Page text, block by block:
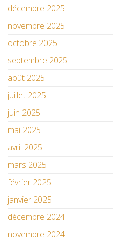
décembre 2025
novembre 2025
octobre 2025
septembre 2025
août 2025
juillet 2025
juin 2025
mai 2025
avril 2025
mars 2025
février 2025
janvier 2025
décembre 2024
novembre 2024